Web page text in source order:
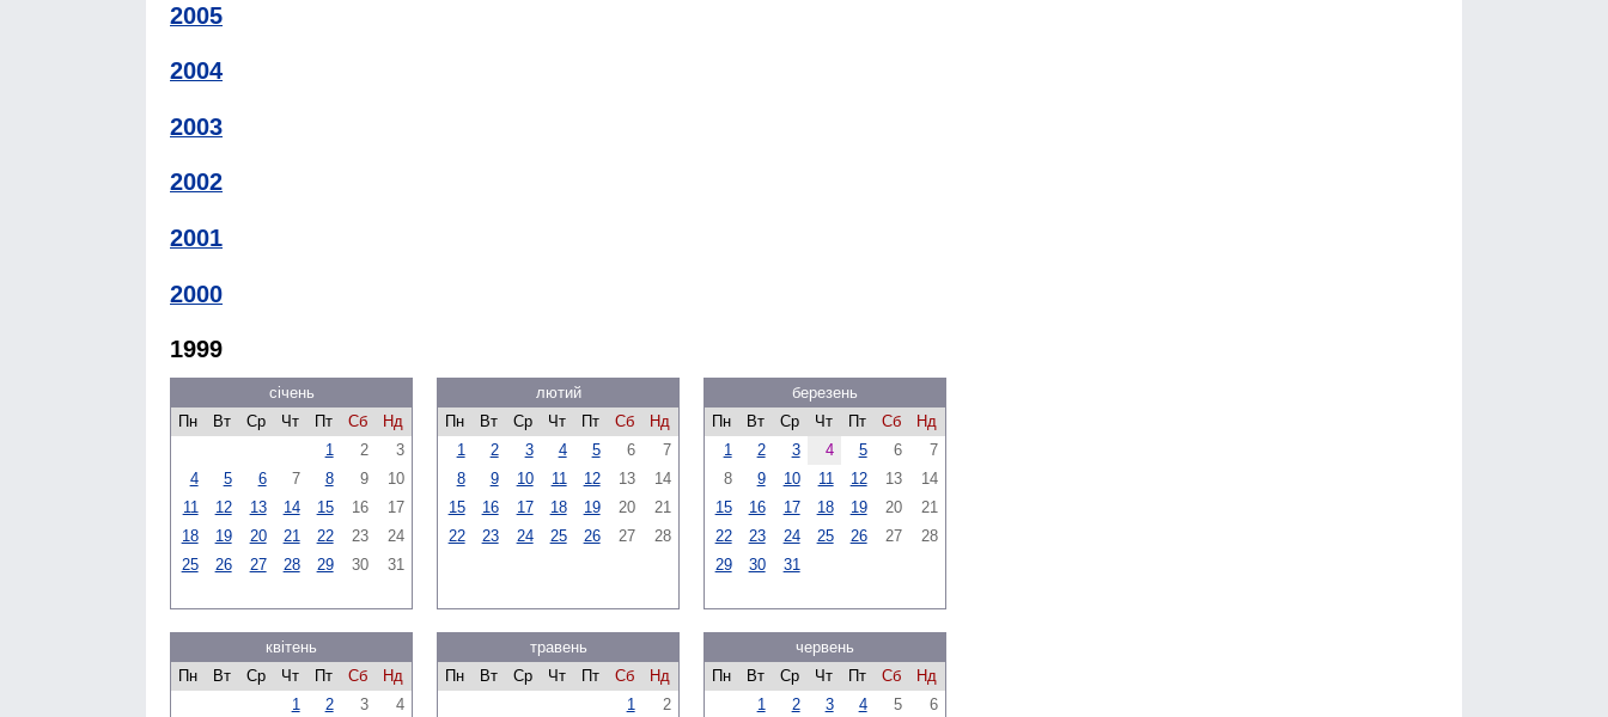
2005
2004
2003
2002
2001
2000
1999
січень
Пн
Вт Ср Чт Пт Сб
Нд
1
2
3
4
5 6 7 8 9
10
11
12 13 14 15 16
17
18
19 20 21 22 23
24
25
26 27 28 29 30 31
лютий
Пн
Вт Ср Чт Пт Сб
Нд
1
2 3 4 5 6
7
8
9 10 11 12 13
14
15
16 17 18 19 20
21
22
23 24 25 26 27 28
березень
Пн
Вт Ср Чт Пт Сб
Нд
1
2 3 4 5 6
7
8
9 10 11 12 13
14
15
16 17 18 19 20
21
22
23 24 25 26 27
28
29
30 31
квітень
Пн
Вт Ср Чт Пт Сб
Нд
1
2 3 4
травень
Пн
Вт Ср Чт Пт Сб
Нд
1
2
червень
Пн
Вт Ср Чт Пт Сб
Нд
1
2 3 4 5 6